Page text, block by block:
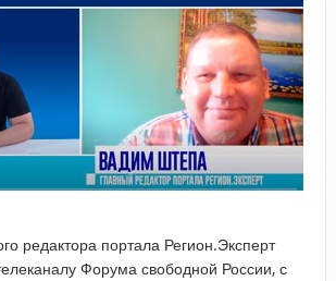
редактора портала Регион.Эксперт
Форума свободной России, с